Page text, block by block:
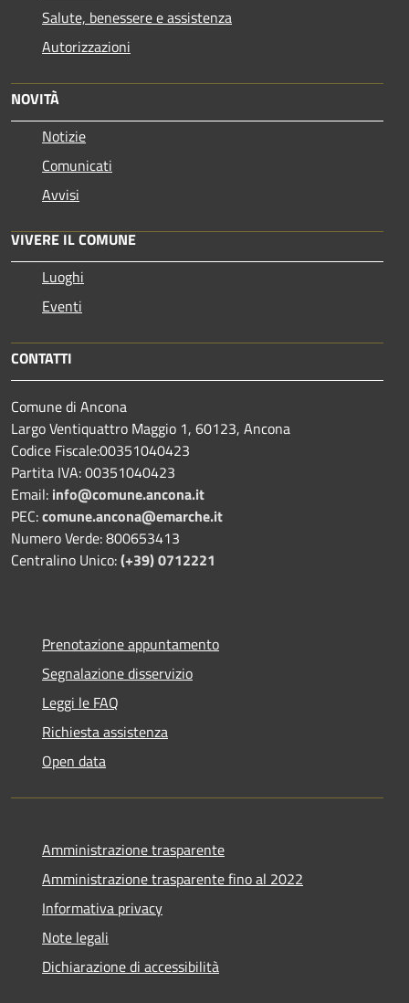
Salute, benessere e assistenza
Autorizzazioni
NOVITÀ
Notizie
Comunicati
Avvisi
VIVERE IL COMUNE
Luoghi
Eventi
CONTATTI
Comune di Ancona
Largo Ventiquattro Maggio 1, 60123, Ancona
Codice Fiscale:00351040423
Partita IVA: 00351040423
Email: info@comune.ancona.it
PEC:comune.ancona@emarche.it
Numero Verde: 800653413
Centralino Unico:(+39) 0712221
Prenotazione appuntamento
Segnalazione disservizio
Leggi le FAQ
Richiesta assistenza
Open data
Amministrazione trasparente
Amministrazione trasparente fino al 2022
Informativa privacy
Note legali
Dichiarazione di accessibilità